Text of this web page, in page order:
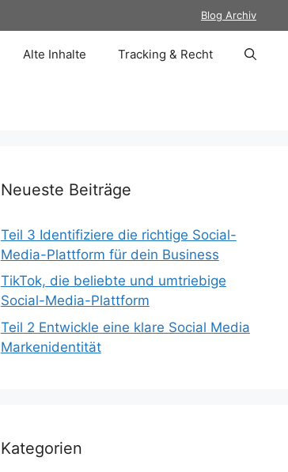
Blog Archiv
Alte Inhalte Tracking & Recht
Neueste Beiträge
Teil 3 Identifiziere die richtige Social-
Media-Plattform für dein Business
TikTok, die beliebte und umtriebige
Social-Media-Plattform
Teil 2 Entwickle eine klare Social Media
Markenidentität
Kategorien